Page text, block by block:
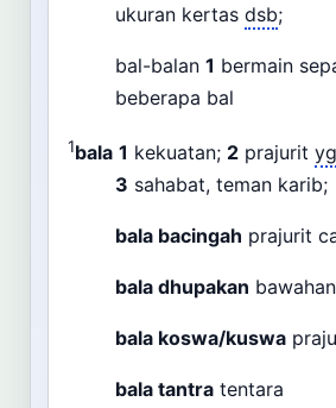
ukuran kertas dsb;
bal-balan 1 bermain
beberapa bal
1bala 1 kekuatan; 2 prajurit yg
3 sahabat, teman karib;
bala bacingah prajurit
bala dhupakan
bala koswa/kuswa
bala tantra tentara